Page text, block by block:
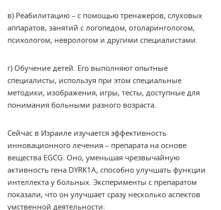
в) Реабилитацию – с помощью тренажеров, слуховых
аппаратов, занятий с логопедом, отоларингологом,
психологом, неврологом и другими специалистами.
г) Обучение детей. Его выполняют опытные
специалисты, используя при этом специальные
методики, изображения, игры, тесты, доступные для
понимания больными разного возраста.
Сейчас в Израиле изучается эффективность
инновационного лечения – препарата на основе
вещества EGCG. Оно, уменьшая чрезвычайную
активность гена DYRK1A, способно улучшать функции
интеллекта у больных. Эксперименты с препаратом
показали, что он улучшает сразу несколько аспектов
умственной деятельности: